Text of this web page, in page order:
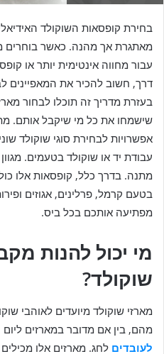
בחירת קופסאות השוקולד
מאתגרת אך מהנה. כאשר בוחרים
עבור מחווה אינטימית יותר או
דרך, חשוב להכיר את המאפיינים
בעזרת מדריך זה תוכלו לבחור
שישמחו את כל מי שיקבל אותם.
אפשרויות לבחירת סוגי שוקולד
עבודת יד או שוקולד בטעמים.
מתנה. בדרך כלל, קופסאות אלו
בטעם קרמל, פרלינים, אגוזים
מפתיעה אותכם בכל ביס.
מי יכול להנות
שוקולד?
מארזי שוקולד מיועדים לאוהבי
מהם, בין אם מדובר במארזים
לעובדים לחג. מארזים אלו